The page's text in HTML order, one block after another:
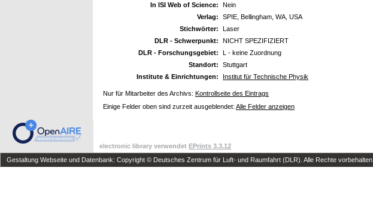
In ISI Web of Science:
Nein
Verlag:
SPIE, Bellingham, WA, USA
Stichwörter:
Laser
DLR - Schwerpunkt:
NICHT SPEZIFIZIERT
DLR - Forschungsgebiet:
L - keine Zuordnung
Standort:
Stuttgart
Institute & Einrichtungen:
Institut für Technische Physik
Nur für Mitarbeiter des Archivs: Kontrollseite des Eintrags
Einige Felder oben sind zurzeit ausgeblendet: Alle Felder anzeigen
electronic library verwendet EPrints 3.3.12
Gestaltung Webseite und Datenbank: Copyright © Deutsches Zentrum für Luft- und Raumfahrt (DLR). Alle Rechte vorbehalten.